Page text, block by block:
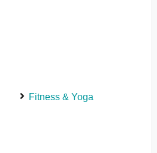
Fitness & Yoga